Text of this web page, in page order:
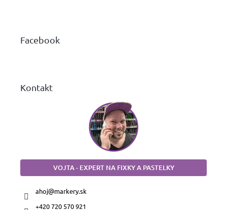
Facebook
Kontakt
VOJTA - EXPERT NA FIXKY A PASTELKY
ahoj@markery.sk
+420 720 570 921